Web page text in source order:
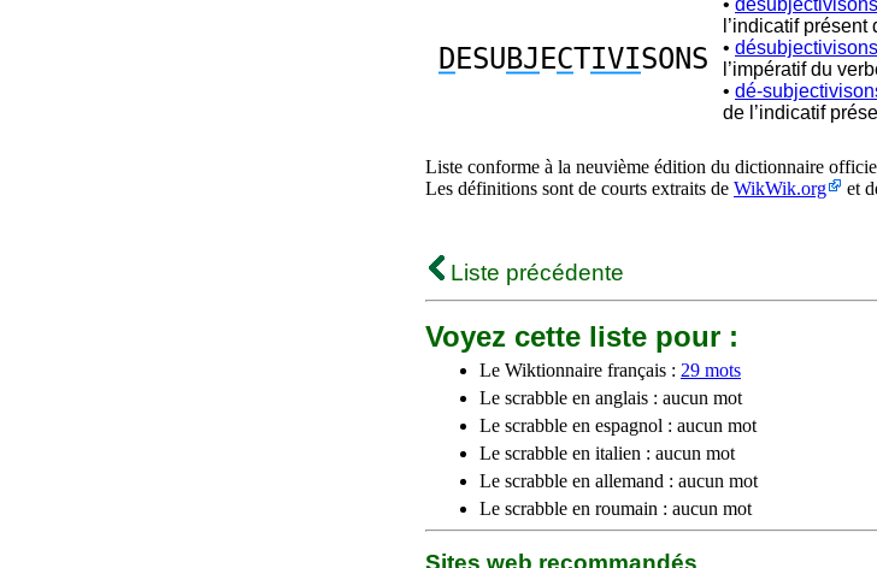
DESUBJ ECTIVISONS
• désubjectivisons
l’indicatif
• désubjectivisons
l’impératif du
• dé-
de l’indicatif
Liste conforme à la neuvième édition du dictionnaire
Les définitions sont de courts extraits de WikWik.org et
Liste précédente
Voyez cette liste pour :
Le Wiktionnaire français : 29 mots
Le scrabble en anglais : aucun mot
Le scrabble en espagnol : aucun mot
Le scrabble en italien : aucun mot
Le scrabble en allemand : aucun mot
Le scrabble en roumain : aucun mot
Sites web recommandés